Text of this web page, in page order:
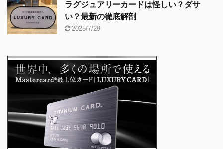
ラグジュアリーカードは怪しい？ダサ
い？最新の徹底解剖
2025/7/29